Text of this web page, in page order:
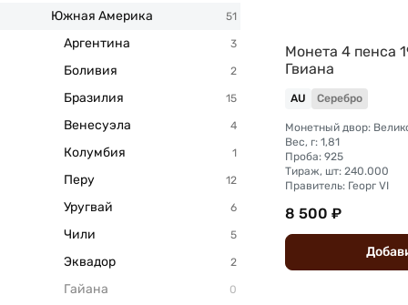
Южная Америка
Аргентина
Боливия
Бразилия
Венесуэла
Колумбия
Перу
Уругвай
Чили
Эквадор
Гайана
Монета 4 пенса
Гвиана
AU Серебро
Монетный двор:
Вес, г: 1,81
Проба: 925
Тираж, шт: 240.000
Правитель: Георг VI
8 500 ₽